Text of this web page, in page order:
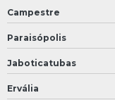
Campestre
Paraisópolis
Jaboticatubas
Ervália